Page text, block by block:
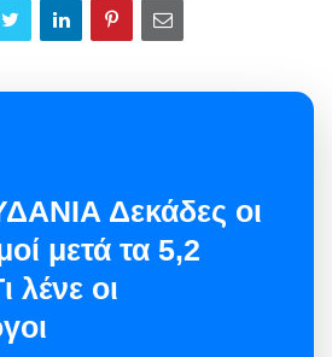
Δεκάδες οι
μετά τα 5,2
λένε οι